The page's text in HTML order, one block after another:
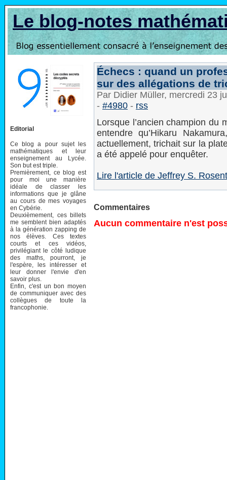
Le blog-notes
Editorial
Ce blog a pour sujet les
mathématiques et leur
enseignement au Lycée.
Son but est triple.
Premièrement, ce blog est
pour moi une manière
idéale de classer les
informations que je glâne
au cours de mes voyages
en Cybérie.
Deuxièmement, ces billets
me semblent bien adaptés
à la génération zapping de
nos élèves. Ces textes
courts et ces vidéos,
privilégiant le côté ludique
des maths, pourront, je
l'espère, les intéresser et
leur donner l'envie d'en
savoir plus.
Enfin, c'est un bon moyen
de communiquer avec des
collègues de toute la
francophonie.
Échecs : quand un
sur des allégations de
Par Didier Müller, mercredi 23
- #4980 - rss
Lorsque l’ancien champion du
entendre qu’Hikaru
actuellement, trichait sur la
a été appelé pour enquêter.
Lire l'article de Jeffrey S.
Commentaires
Aucun commentaire n'est